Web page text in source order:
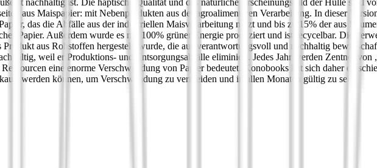
aus Maispapier: mit Nebenprodukten aus der agroalimentaren Verarbeitung. In dieser
das die Abfälle aus der industriellen Maisverarbeitung nutzt und bis zu 15% der aus
Papier. Außerdem wurde es mit 100% grüner Energie produziert und ist recycelbar. Die
aus Rohstoffen hergestellt wurde, die aus verantwortungsvoll und nachhaltig
weil er Produktions- und Entsorgungsabfälle eliminiert. Jedes Jahr werden Zentner von
eine enorme Verschwendung von Papier bedeutet. Konobooks hat sich daher
werden können, um Verschwendung zu vermeiden und in allen Monaten gültig zu sein.